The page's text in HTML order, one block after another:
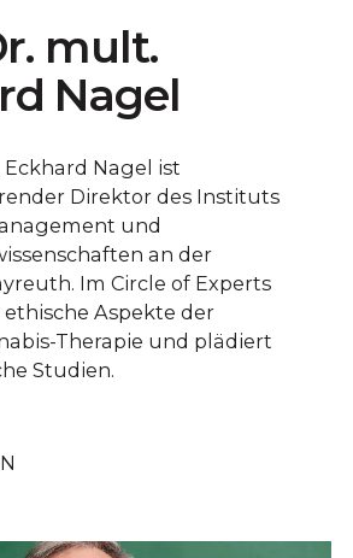
mult.
Nagel
Nagel ist
Direktor des Instituts
und
an der
Im Circle of Experts
Aspekte der
Therapie und plädiert
Studien.